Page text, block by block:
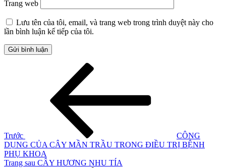
Trang web
Lưu tên của tôi, email, và trang web trong trình duyệt này cho
lần bình luận kế tiếp của tôi.
Trước
CÔNG
DỤNG CỦA CÂY MẦN TRẦU TRONG ĐIỀU TRỊ BỆNH
PHỤ KHOA
Bài
Trang sau CÂY HƯƠNG NHU TÍA